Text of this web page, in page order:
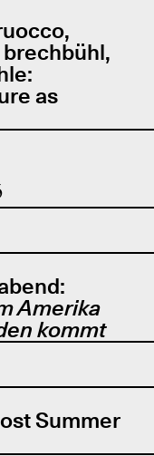
as
Amerika
kommt
Summer